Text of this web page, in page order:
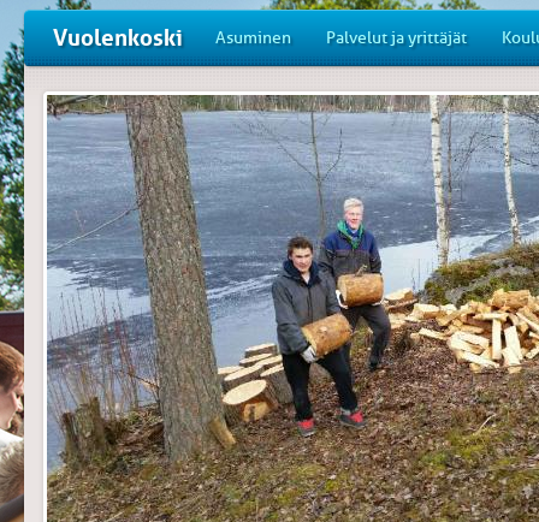
Vuolenkoski Asuminen Palvelut ja yrittäjät